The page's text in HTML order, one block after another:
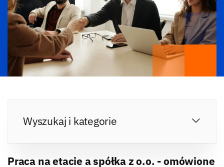
Wyszukaj i kategorie
Praca na etacie a spółka z o.o. - omówione